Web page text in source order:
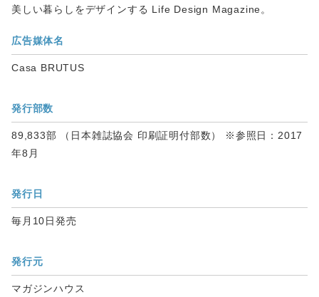
美しい暮らしをデザインする Life Design Magazine。
広告媒体名
Casa BRUTUS
発行部数
89,833部 （日本雑誌協会 印刷証明付部数） ※参照日：2017
年8月
発行日
毎月10日発売
発行元
マガジンハウス